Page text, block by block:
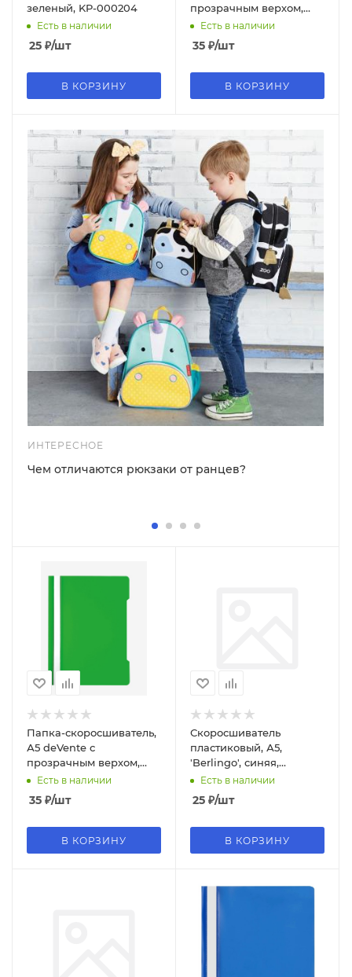
зеленый, KP-000204
Есть в наличии
25 ₽/шт
В КОРЗИНУ
прозрачным верхом,
синяя, 3079807
Есть в наличии
35 ₽/шт
В КОРЗИНУ
ИНТЕРЕСНОЕ
Чем отличаются рюкзаки от ранцев?
Папка-скоросшиватель,
А5 deVente с
прозрачным верхом,
зеленая, 3079805
Есть в наличии
35 ₽/шт
В КОРЗИНУ
Скоросшиватель
пластиковый, А5,
'Berlingo', синяя,
ASp_05102
Есть в наличии
25 ₽/шт
В КОРЗИНУ